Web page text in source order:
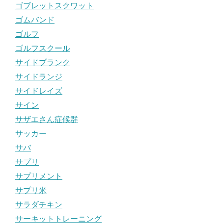
ゴブレットスクワット
ゴムバンド
ゴルフ
ゴルフスクール
サイドプランク
サイドランジ
サイドレイズ
サイン
サザエさん症候群
サッカー
サバ
サプリ
サプリメント
サプリ米
サラダチキン
サーキットトレーニング